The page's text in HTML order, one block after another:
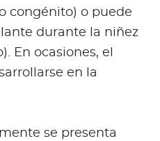
congénito) o puede
durante la niñez
En ocasiones, el
en la
se presenta